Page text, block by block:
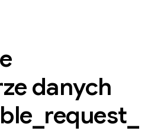
danych
request